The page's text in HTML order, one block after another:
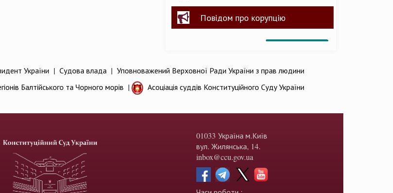
Повідом про корупцію
України | Судова влада | Уповноважений Верховної Ради України з прав людини
Балтійського та Чорного морів | Асоціація суддів Конституційного Суду України
01033 Україна м.Київ
вул. Жилянська, 14.
inbox@ccu.gov.ua